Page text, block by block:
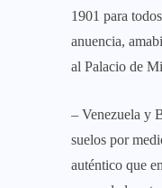
1901 para
anuencia,
al Palacio de
– Venezuela y
suelos por
auténtico que